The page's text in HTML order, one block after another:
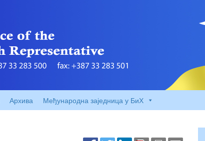
Архива Међународна заједница у БиХ